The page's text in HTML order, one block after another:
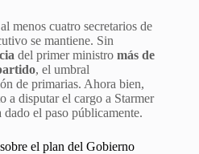
menos cuatro secretarios de
se mantiene. Sin
del primer ministro más de
, el umbral
de primarias. Ahora bien,
a disputar el cargo a Starmer
el paso públicamente.
el plan del Gobierno